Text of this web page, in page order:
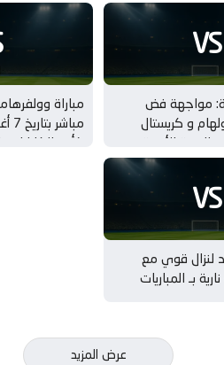
VS
مواجهة فض
و كريستال
الودية للأندية
مباراة
كأس الكاراباو –
VS
لنزال قوي مع
بـ المباريات
عرض المزيد